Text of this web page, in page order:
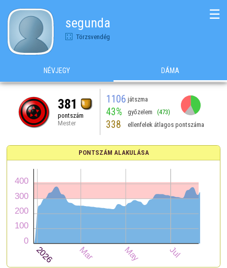
segunda
Törzsvendég
☰
NÉVJEGY DÁMA
381
pontszám
Mester
1106 játszma
43% győzelem (473)
338 ellenfelek átlagos pontszáma
PONTSZÁM ALAKULÁSA